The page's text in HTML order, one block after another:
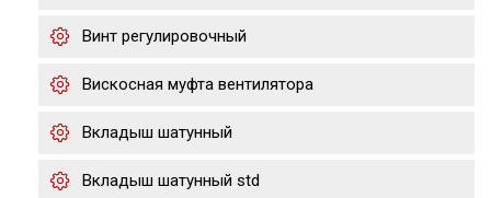
Винт регулировочный
Вискосная муфта вентилятора
Вкладыш шатунный
Вкладыш шатунный std